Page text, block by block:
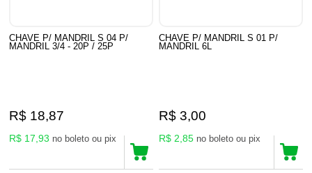
CHAVE P/ MANDRIL S 04 P/
MANDRIL 3/4 - 20P / 25P
R$ 18,87
R$ 17,93 no boleto ou pix
CHAVE P/ MANDRIL S 01 P/
MANDRIL 6L
R$ 3,00
R$ 2,85 no boleto ou pix